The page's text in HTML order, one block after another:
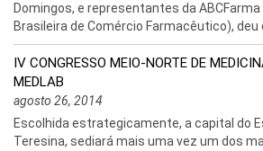
Domingos, e representantes da
Brasileira de Comércio Farmacêutico), deu
IV CONGRESSO MEIO-NORTE DE
MEDLAB
agosto 26, 2014
Escolhida estrategicamente, a capital do
Teresina, sediará mais uma vez um dos